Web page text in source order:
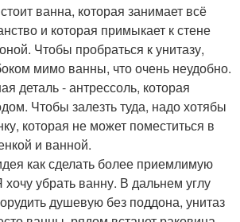
ванна, которая занимает всё
и которая примыкает к стене
Чтобы пробраться к унитазу,
мимо ванны, что очень неудобно.
деталь - антрессоль, которая
Чтобы залезть туда, надо хотябы
которая не может поместиться в
и ванной.
как сделать более приемлимую
убрать ванну. В дальнем углу
душевую без поддона, унитаз